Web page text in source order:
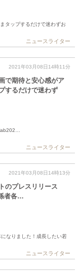
タップするだけで迷わずお
ニュースライター
2021年03月08日14時11分
で期待と安心感がア
するだけで迷わず
ニュースライター
2021年03月08日14時13分
のプレスリリース
者各…
なりました！成長したい若
ニュースライター